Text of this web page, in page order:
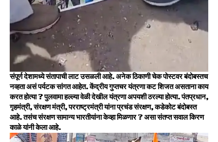
संपूर्ण देशामध्ये संतापाची लाट उसळली आहे. अनेक ठिकाणी चेक पोस्टवर बंदोबस्तच
नव्हता असं पर्यटक सांगत आहेत. केंद्रीय गुप्तचर यंत्रणा कट शिजत असताना काय
करत होत्या ? पुलवामा हल्ल्या वेळी देखील यंत्रणा अपयशी ठरल्या होत्या. पंतप्रधान,
गृहमंत्री, संरक्षण मंत्री, परराष्ट्रमंत्री यांना प्रचंड संरक्षण, कडेकोट बंदोबस्त
आहे. तसंच संरक्षण सामान्य भारतीयांना केव्हा मिळणार ? असा संतप्त सवाल किरण
काळे यांनी केला आहे.